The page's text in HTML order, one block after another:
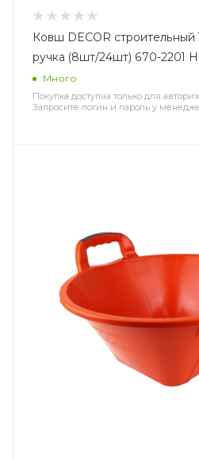
Ковш DЕCOR строительный
ручка (8шт/24шт) 670-2201
Много
Покупка доступна только для
Запросите логин и пароль у